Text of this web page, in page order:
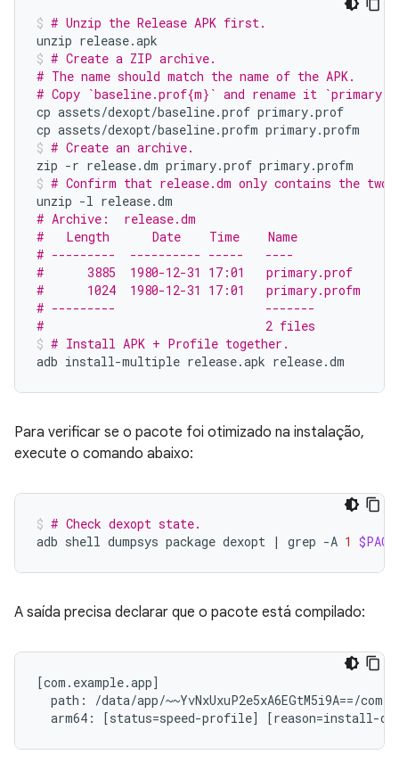
# Unzip the Release APK first.
unzip release.apk
# Create a ZIP archive.
# The name should match the name of the APK.
# Copy `baseline.prof{m}` and rename it
cp assets/dexopt/baseline.prof primary.prof
cp assets/dexopt/baseline.profm primary.profm
# Create an archive.
zip -r release.dm primary.prof primary.profm
# Confirm that release.dm only contains the
unzip -l
# Archive:  release.dm
#   Length      Date    Time    Name
# ---------  ---------- -----   ----
#      3885  1980-12-31 17:01   primary.prof
#      1024  1980-12-31 17:01   primary.profm
# ---------                     -------
#                               2 files
# Install APK + Profile together.
adb install-multiple release.apk release.dm
Para verificar se o pacote foi otimizado na instalação,
execute o comando abaixo:
# Check dexopt state.
adb shell dumpsys package dexopt | grep -A 1
A saída precisa declarar que o pacote está compilado:
[com.example.app]
path: /data/app/~~YvNxUxuP2e5xA6EGtM5i9A==/